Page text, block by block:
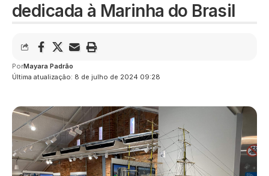
dedicada à Marinha do Brasil
Última atualização: 8 de julho de 2024 09:28
PorMayara Padrão